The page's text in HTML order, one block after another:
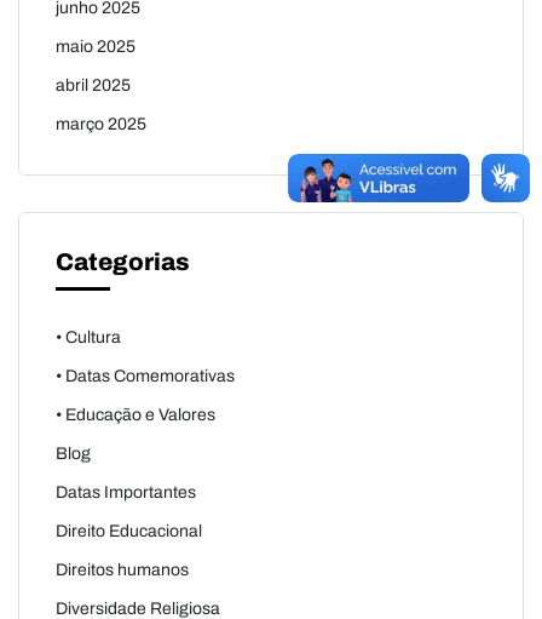
junho 2025
maio 2025
abril 2025
março 2025
Categorias
• Cultura
• Datas Comemorativas
• Educação e Valores
Blog
Datas Importantes
Direito Educacional
Direitos humanos
Diversidade Religiosa